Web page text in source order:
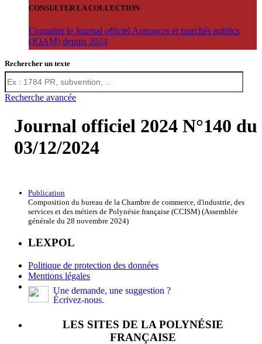
CONSULTER LA COLLECTION
Consulter le Journal officiel Annonces et marchés publics
(JOAM) depuis 2024
Rechercher un texte
Recherche avancée
Journal officiel 2024 N°140 du
03/12/2024
Publication
Composition du bureau de la Chambre de commerce, d'industrie, des
services et des métiers de Polynésie française (CCISM) (Assemblée
générale du 28 novembre 2024)
LEXPOL
Politique de protection des données
Mentions légales
Une demande, une suggestion ?
Écrivez-nous.
LES SITES DE LA POLYNÉSIE
FRANÇAISE